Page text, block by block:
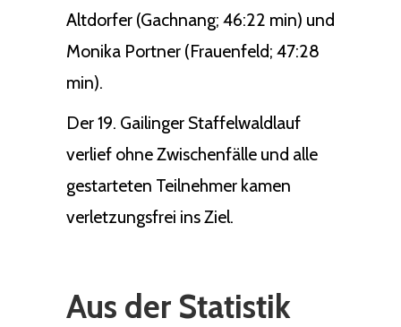
Altdorfer (Gachnang; 46:22 min) und
Monika Portner (Frauenfeld; 47:28
min).
Der 19. Gailinger Staffelwaldlauf
verlief ohne Zwischenfälle und alle
gestarteten Teilnehmer kamen
verletzungsfrei ins Ziel.
Aus der Statistik